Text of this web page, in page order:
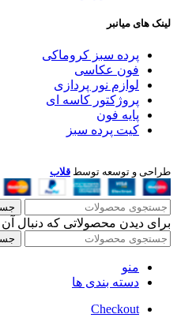
لینک های میانبر
پرده سبز کروماکی
فون عکاسی
لوازم نور پردازی
پروژکتور کاسه ای
پایه فون
کیت پرده سبز
طراحی و توسعه توسط قلاب
برای دیدن محصولاتی که دنبال آن
منو
دسته بندی ها
Checkout